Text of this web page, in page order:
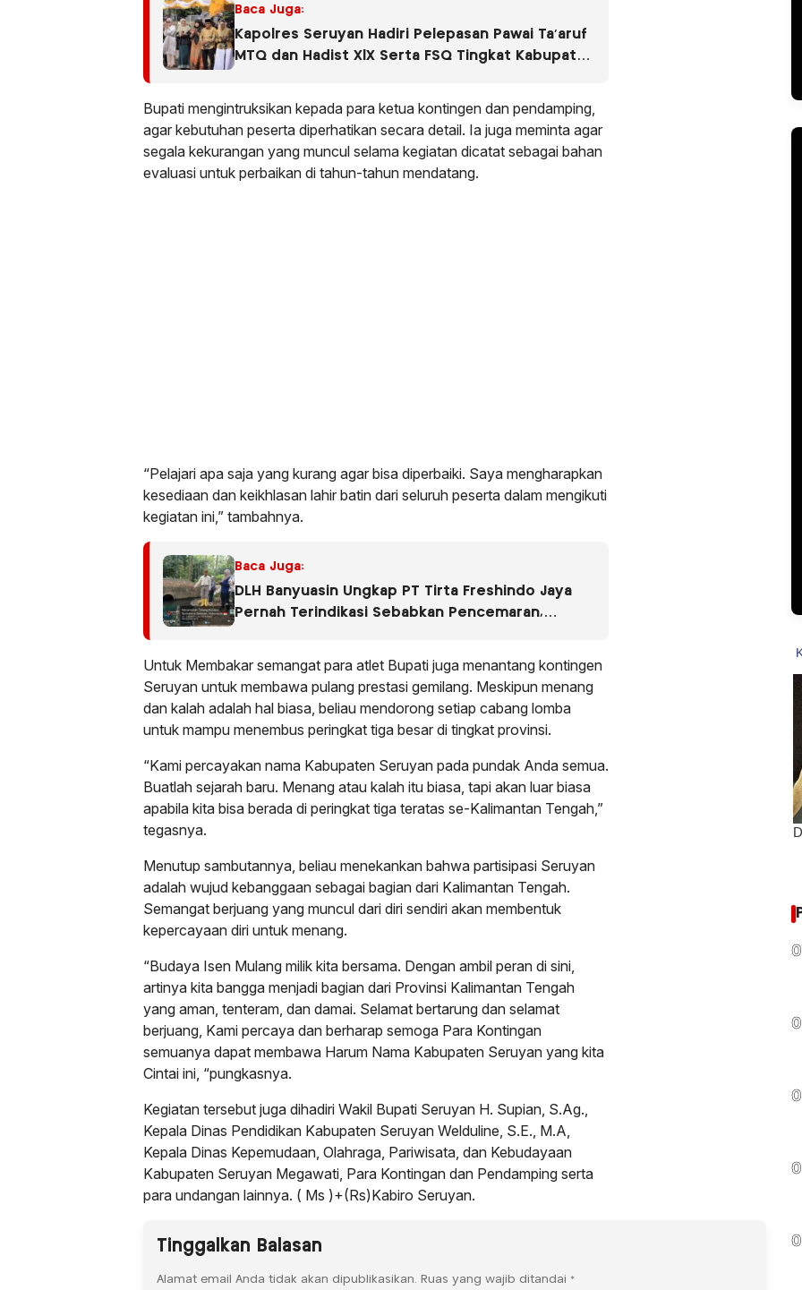
Baca Juga:
Kapolres Seruyan Hadiri Pelepasan Pawai Ta’aruf
MTQ dan Hadist XlX Serta FSQ Tingkat Kabupaten
Bupati mengintruksikan kepada para ketua kontingen dan pendamping,
agar kebutuhan peserta diperhatikan secara detail. Ia juga meminta agar
segala kekurangan yang muncul selama kegiatan dicatat sebagai bahan
evaluasi untuk perbaikan di tahun-tahun mendatang.
“Pelajari apa saja yang kurang agar bisa diperbaiki. Saya mengharapkan
kesediaan dan keikhlasan lahir batin dari seluruh peserta dalam mengikuti
kegiatan ini,” tambahnya.
Baca Juga:
DLH Banyuasin Ungkap PT Tirta Freshindo Jaya
Pernah Terindikasi Sebabkan Pencemaran,
Untuk Membakar semangat para atlet Bupati juga menantang kontingen
Seruyan untuk membawa pulang prestasi gemilang. Meskipun menang
dan kalah adalah hal biasa, beliau mendorong setiap cabang lomba
untuk mampu menembus peringkat tiga besar di tingkat provinsi.
“Kami percayakan nama Kabupaten Seruyan pada pundak Anda semua.
Buatlah sejarah baru. Menang atau kalah itu biasa, tapi akan luar biasa
apabila kita bisa berada di peringkat tiga teratas se-Kalimantan Tengah,”
tegasnya.
Menutup sambutannya, beliau menekankan bahwa partisipasi Seruyan
adalah wujud kebanggaan sebagai bagian dari Kalimantan Tengah.
Semangat berjuang yang muncul dari diri sendiri akan membentuk
kepercayaan diri untuk menang.
“Budaya Isen Mulang milik kita bersama. Dengan ambil peran di sini,
artinya kita bangga menjadi bagian dari Provinsi Kalimantan Tengah
yang aman, tenteram, dan damai. Selamat bertarung dan selamat
berjuang, Kami percaya dan berharap semoga Para Kontingan
semuanya dapat membawa Harum Nama Kabupaten Seruyan yang kita
Cintai ini, “pungkasnya.
Kegiatan tersebut juga dihadiri Wakil Bupati Seruyan H. Supian, S.Ag.,
Kepala Dinas Pendidikan Kabupaten Seruyan Welduline, S.E., M.A,
Kepala Dinas Kepemudaan, Olahraga, Pariwisata, dan Kebudayaan
Kabupaten Seruyan Megawati, Para Kontingan dan Pendamping serta
para undangan lainnya. ( Ms )+(Rs)Kabiro Seruyan.
Tinggalkan Balasan
Alamat email Anda tidak akan dipublikasikan. Ruas yang wajib ditandai *